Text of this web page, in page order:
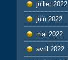
juillet 2022
juin 2022
mai 2022
avril 2022